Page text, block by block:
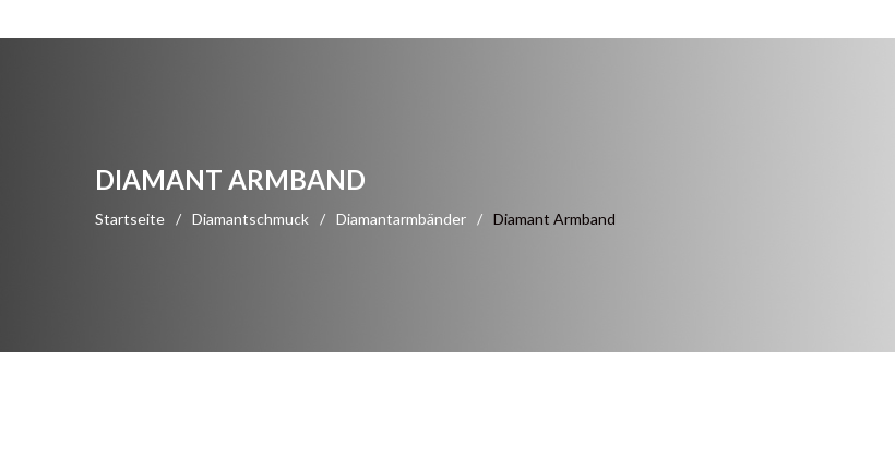
DIAMANT ARMBAND
Startseite / Diamantschmuck / Diamantarmbänder / Diamant Armband